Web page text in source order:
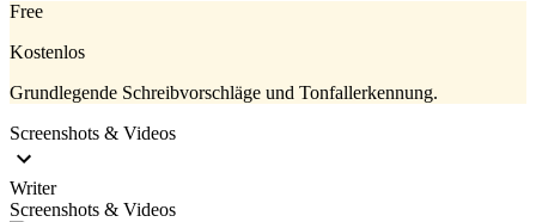
Free
Kostenlos
Grundlegende Schreibvorschläge und Tonfallerkennung.
Screenshots & Videos
Writer
Screenshots & Videos